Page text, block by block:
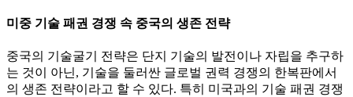
미중 기술 패권 경쟁 속 중국의 생존 전략
중국의 기술굴기 전략은 단지 기술의 발전이나 자립을 추구하
는 것이 아닌, 기술을 둘러싼 글로벌 권력 경쟁의 한복판에서
의 생존 전략이라고 할 수 있다. 특히 미국과의 기술 패권 경쟁